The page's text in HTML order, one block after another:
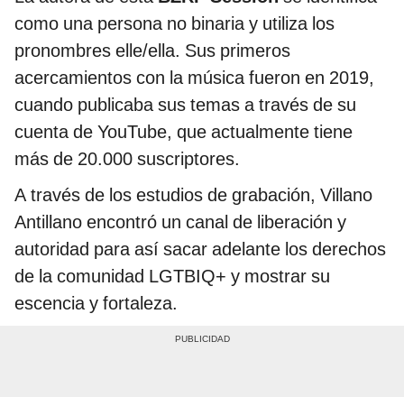
como una persona no binaria y utiliza los
pronombres elle/ella. Sus primeros
acercamientos con la música fueron en 2019,
cuando publicaba sus temas a través de su
cuenta de YouTube, que actualmente tiene
más de 20.000 suscriptores.
A través de los estudios de grabación, Villano
Antillano encontró un canal de liberación y
autoridad para así sacar adelante los derechos
de la comunidad LGTBIQ+ y mostrar su
escencia y fortaleza.